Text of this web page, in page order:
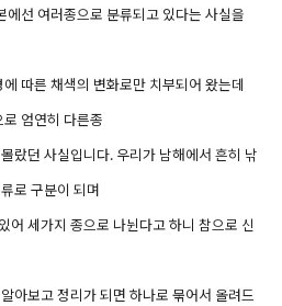
에선 여러종으로 분류되고 있다는 사실을
따른 채색의 변화로만 치부되어 왔는데
엄연히 다른종
랐던 사실입니다. 우리가 남해에서 흔히 낚
로 구분이 되며
어 세가지 종으로 나뉜다고 하니 참으로 신
아보고 정리가 되면 하나로 묶어서 올려드